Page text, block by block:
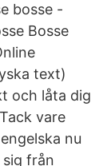
bosse -
Bosse
text)
och låta dig
vare
nu
sig från